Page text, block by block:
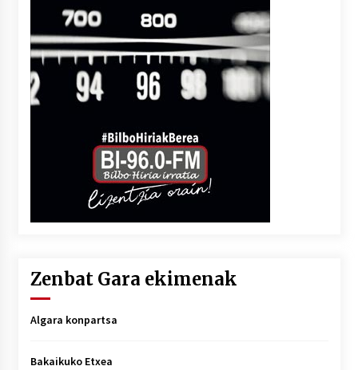
Zenbat Gara ekimenak
Algara konpartsa
Bakaikuko Etxea